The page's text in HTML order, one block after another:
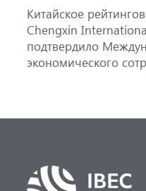
Китайское
Chengxin
подтвердило
экономического